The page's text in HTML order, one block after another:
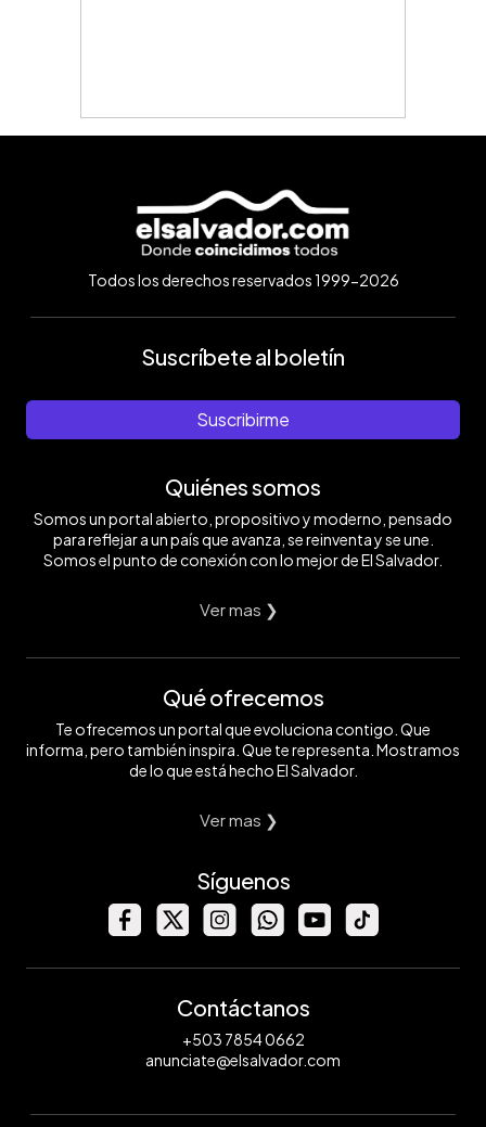
Todos los derechos reservados 1999-2026
Suscríbete al boletín
Suscribirme
Quiénes somos
Somos un portal abierto, propositivo y moderno, pensado
para reflejar a un país que avanza, se reinventa y se une.
Somos el punto de conexión con lo mejor de El Salvador.
Ver mas ❯
Qué ofrecemos
Te ofrecemos un portal que evoluciona contigo. Que
informa, pero también inspira. Que te representa. Mostramos
de lo que está hecho El Salvador.
Ver mas ❯
Síguenos
Contáctanos
+503 7854 0662
anunciate@elsalvador.com